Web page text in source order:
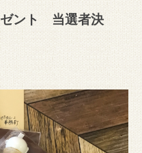
ント 当選者決